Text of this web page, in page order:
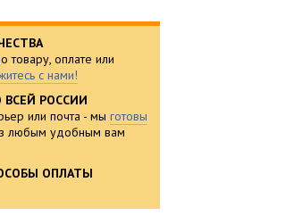
товару, оплате или
с нами!
ВСЕЙ РОССИИ
или почта - мы готовы
любым удобным вам
ОПЛАТЫ